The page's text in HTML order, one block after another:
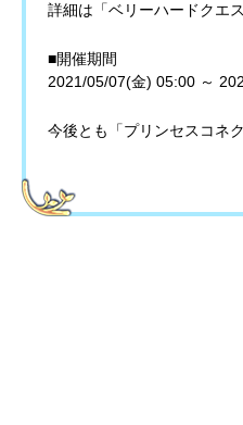
詳細は「ベリーハードクエ
■開催期間
2021/05/07(金) 05:00 ～
今後とも「プリンセスコネ